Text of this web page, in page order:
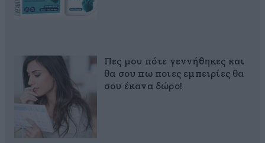
Πες μου πότε γεννήθηκες και
θα σου πω ποιες εμπειρίες θα
σου έκανα δώρο!